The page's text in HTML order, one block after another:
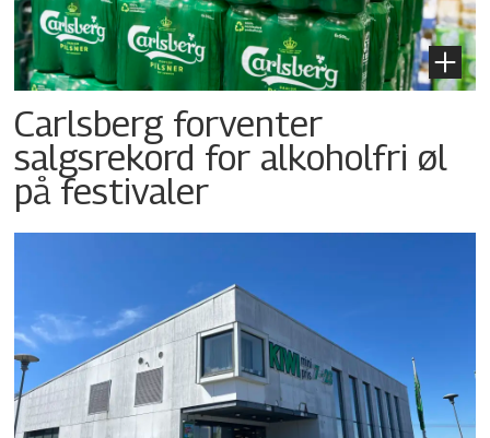
Carlsberg forventer
salgsrekord for alkoholfri øl
på festivaler